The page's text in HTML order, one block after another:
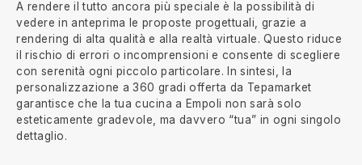
A rendere il tutto ancora più speciale è la possibilità di
vedere in anteprima le proposte progettuali, grazie a
rendering di alta qualità e alla realtà virtuale. Questo riduce
il rischio di errori o incomprensioni e consente di scegliere
con serenità ogni piccolo particolare. In sintesi, la
personalizzazione a 360 gradi offerta da Tepamarket
garantisce che la tua cucina a Empoli non sarà solo
esteticamente gradevole, ma davvero “tua” in ogni singolo
dettaglio.